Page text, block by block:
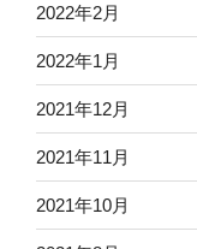
2022年2月
2022年1月
2021年12月
2021年11月
2021年10月